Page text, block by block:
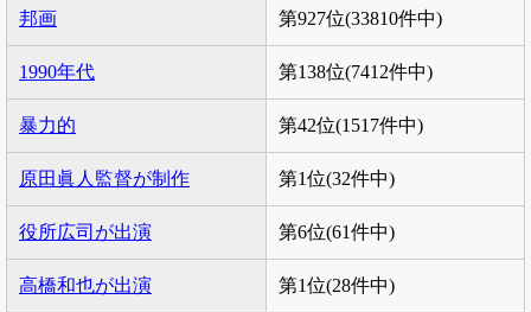
邦画 第927位(33810件中)
1990年代 第138位(7412件中)
暴力的 第42位(1517件中)
原田眞人監督が制作 第1位(32件中)
役所広司が出演 第6位(61件中)
高橋和也が出演 第1位(28件中)